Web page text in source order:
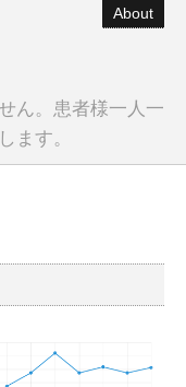
About
ん。患者様一人一
ます。